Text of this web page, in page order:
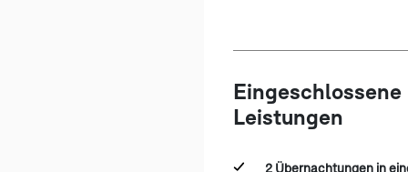
Eingeschlossene
Leistungen
2 Übernachtungen in